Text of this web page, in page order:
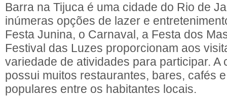
Barra na Tijuca é uma cidade do Rio de
inúmeras opções de lazer e
Festa Junina, o Carnaval, a Festa dos
Festival das Luzes proporcionam aos
variedade de atividades para participar. A
possui muitos restaurantes, bares, cafés
populares entre os habitantes locais.